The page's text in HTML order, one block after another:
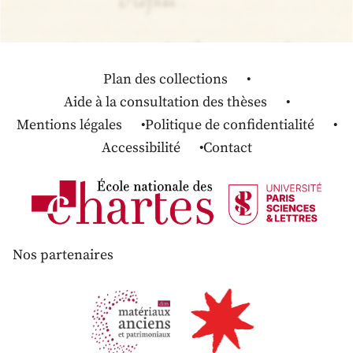
Plan des collections
Aide à la consultation des thèses
Mentions légales
Politique de confidentialité
Accessibilité
Contact
Nos partenaires